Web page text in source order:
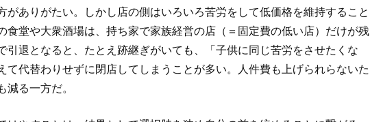
がありがたい。しかし店の側はいろいろ苦労をして低価格を維持すること
食堂や大衆酒場は、持ち家で家族経営の店（＝固定費の低い店）だけが残
引退となると、たとえ跡継ぎがいても、「子供に同じ苦労をさせたくな
て代替わりせずに閉店してしまうことが多い。人件費も上げられらないた
る一方だ。